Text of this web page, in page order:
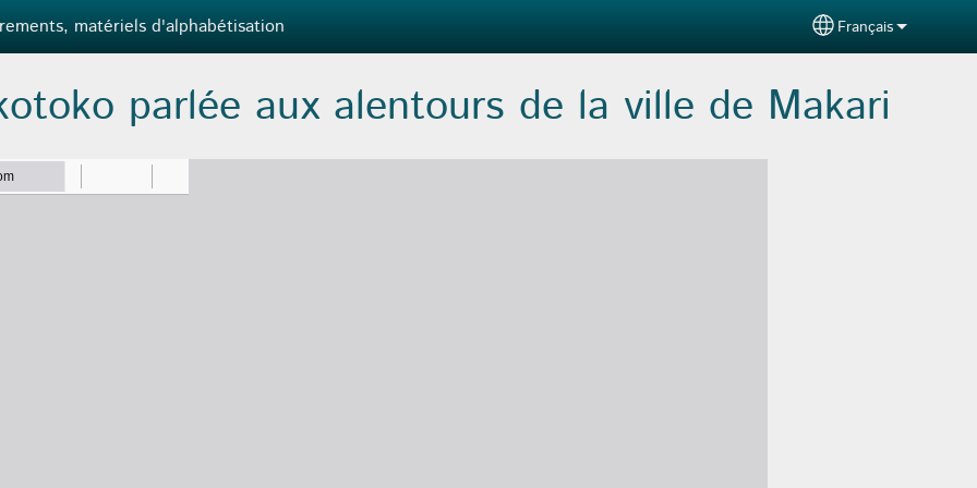
matériels d'alphabétisation Select your
Français
parlée aux alentours de la ville de Makari